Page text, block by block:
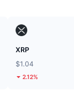
XRP
$1.04
2.12%